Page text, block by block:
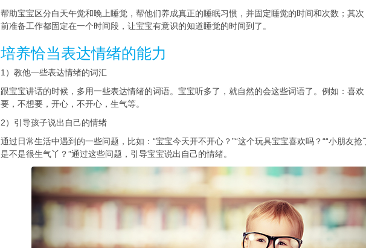
帮助宝宝区分白天午觉和晚上睡觉，帮他们养成真正的睡眠习惯，并固定睡觉的时间和次数；其
前准备工作都固定在一个时间段，让宝宝有意识的知道睡觉的时间到了。
培养恰当表达情绪的能力
1）教他一些表达情绪的词汇
跟宝宝讲话的时候，多用一些表达情绪的词语。宝宝听多了，就自然的会这些词语了。例如：喜
要，不想要，开心，不开心，生气等。
2）引导孩子说出自己的情绪
通过日常生活中遇到的一些问题，比如：“宝宝今天开不开心？”“这个玩具宝宝喜欢吗？““小朋友
是不是很生气丫？”通过这些问题，引导宝宝说出自己的情绪。